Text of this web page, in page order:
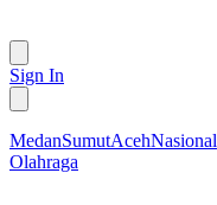
Sign In
MedanSumutAcehNasional
Olahraga